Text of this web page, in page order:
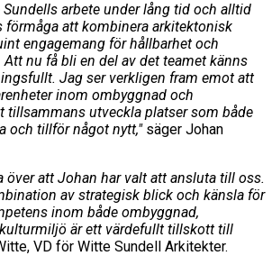
arbete under lång tid och alltid
förmåga att kombinera arkitektonisk
engagemang för hållbarhet och
nu få bli en del av det teamet känns
Jag ser verkligen fram emot att
inom ombyggnad och
tillsammans utveckla platser som både
och tillför något nytt," säger Johan
över att Johan har valt att ansluta till oss.
av strategisk blick och känsla för
inom både ombyggnad,
är ett värdefullt tillskott till
VD för Witte Sundell Arkitekter.